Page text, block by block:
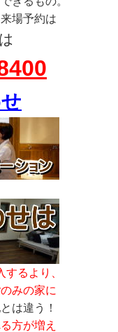
場予約は
るより、
みの家に
は違う！
方が増え